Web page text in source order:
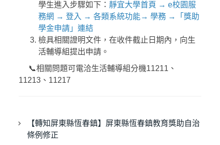
就學貸款
學生申訴服務
懷孕學生輔導資源
學生請假
學生臨時通行證
導師服務
學生進入步驟如下： 靜宜大學首頁 → e校園服
務網 → 登入 → 各類系統功能→ 學務 →「獎助
學金申請」連結
檢具相關證明文件，在收件截止日期內，向生
活輔導組提出申請。
📞相關問題可電洽生活輔導組分機11211、
11213、11217
【轉知屏東縣恆春鎮】屏東縣恆春鎮教育獎助自治
條例修正